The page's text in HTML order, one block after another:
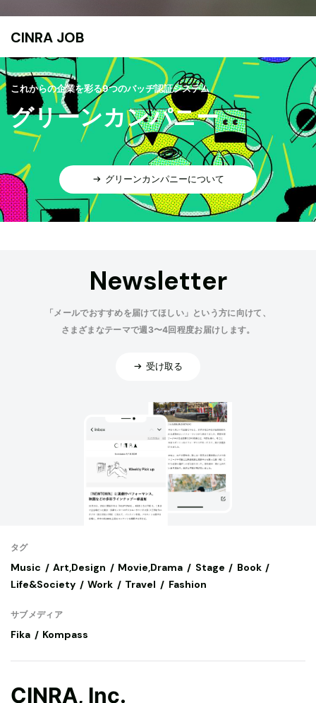
CINRA JOB
これからの企業を彩る9つのバッヂ認証システム
グリーンカンパニー
グリーンカンパニーについて
Newsletter
「メールでおすすめを届けてほしい」という方に向けて、
さまざまなテーマで週3〜4回程度お届けします。
受け取る
タグ
Music Art,Design Movie,Drama Stage
Book
Life&Society
Work Travel Fashion
サブメディア
Fika Kompass
CINRA, Inc.